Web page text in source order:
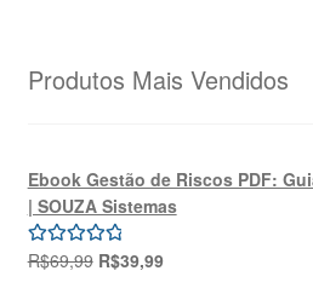
Produtos Mais Vendidos
Ebook Gestão de Riscos PDF:
| SOUZA Sistemas
Avaliação
R$69,99 O
R$39,99O